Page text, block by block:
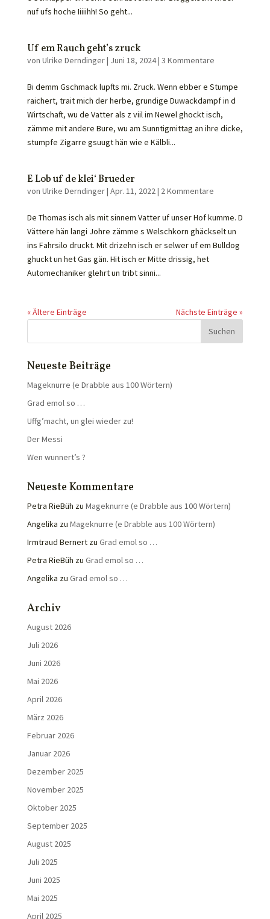
nuf ufs hoche Iiiiihh! So geht...
Uf em Rauch geht’s zruck
von Ulrike Derndinger| Juni 18, 2024| 3 Kommentare
Bi demm Gschmack lupfts mi. Zruck. Wenn ebber e Stumpe
raichert, trait mich der herbe, grundige Duwackdampf in d
Wirtschaft, wu de Vatter als z viil im Newel ghockt isch,
zämme mit andere Bure, wu am Sunntigmittag an ihre dicke,
stumpfe Zigarre gsuugt hän wie e Kälbli...
E Lob uf de klei‘ Brueder
von Ulrike Derndinger| Apr. 11, 2022| 2 Kommentare
De Thomas isch als mit sinnem Vatter uf unser Hof kumme. D
Vättere hän langi Johre zämme s Welschkorn ghäckselt un
ins Fahrsilo druckt. Mit drizehn isch er selwer uf em Bulldog
ghuckt un het Gas gän. Hit isch er Mitte drissig, het
Automechaniker glehrt un tribt sinni...
« Ältere Einträge Nächste Einträge »
Neueste Beiträge
Mageknurre (e Drabble aus 100 Wörtern)
Grad emol so …
Uffg’macht, un glei wieder zu!
Der Messi
Wen wunnert’s ?
Neueste Kommentare
Petra RieBüh zu Mageknurre (e Drabble aus 100 Wörtern)
Angelika zu Mageknurre (e Drabble aus 100 Wörtern)
Irmtraud Bernertzu Grad emol so …
Petra RieBüh zu Grad emol so …
Angelika zu Grad emol so …
Archiv
August 2026
Juli 2026
Juni 2026
Mai 2026
April 2026
März 2026
Februar 2026
Januar 2026
Dezember 2025
November 2025
Oktober 2025
September 2025
August 2025
Juli 2025
Juni 2025
Mai 2025
April 2025